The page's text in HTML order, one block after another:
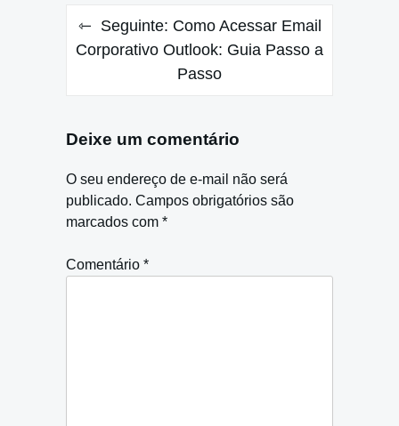
Seguinte: Como Acessar Email
Corporativo Outlook: Guia Passo a
Passo
Deixe um comentário
O seu endereço de e-mail não será
publicado. Campos obrigatórios são
marcados com *
Comentário *